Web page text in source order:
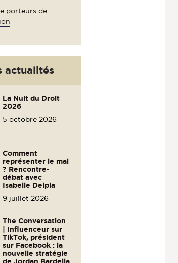
porteurs de
actualités
La Nuit du Droit
2026
5 octobre 2026
Comment
représenter le mal
? Rencontre-
débat avec
Isabelle Delpla
9 juillet 2026
The Conversation
| Influenceur sur
TikTok, président
sur Facebook : la
nouvelle stratégie
de Jordan Bardella